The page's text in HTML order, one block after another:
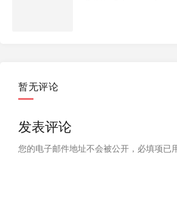
暂无评论
发表评论
您的电子邮件地址不会被公开， 必填项已